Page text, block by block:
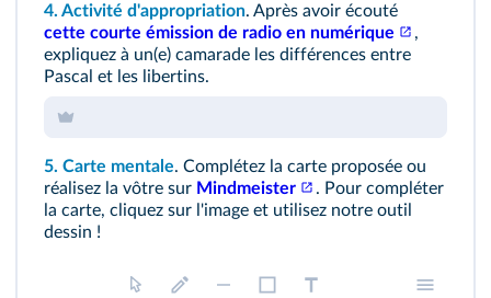
4. Activité d'appropriation. Après avoir écouté
cette courte émission de radio en numérique
,
expliquez à un(e) camarade les différences entre
Pascal et les libertins.
5. Carte mentale. Complétez la carte proposée ou
réalisez la vôtre sur Mindmeister
. Pour compléter
la carte, cliquez sur l'image et utilisez notre outil
dessin !